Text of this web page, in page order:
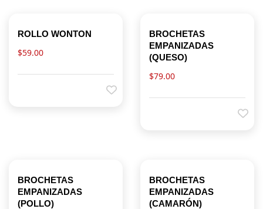
ROLLO WONTON
$59.00
BROCHETAS
EMPANIZADAS
(QUESO)
$79.00
BROCHETAS
EMPANIZADAS
(POLLO)
BROCHETAS
EMPANIZADAS
(CAMARÓN)